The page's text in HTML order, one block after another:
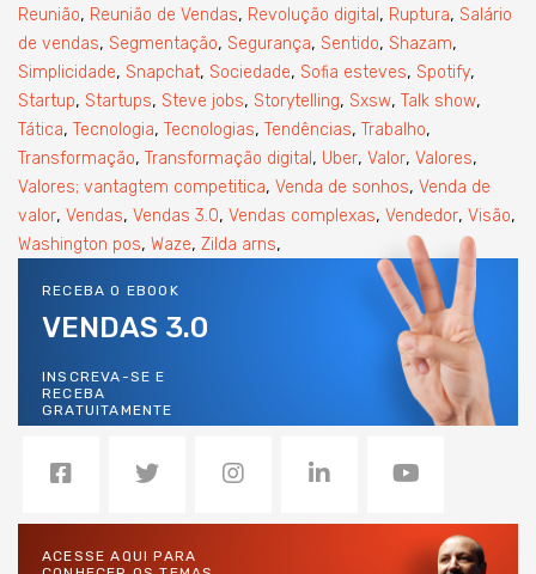
Reunião, Reunião de Vendas, Revolução digital , Ruptura, Salário
de vendas, Segmentação, Segurança, Sentido, Shazam,
Simplicidade, Snapchat, Sociedade, Sofia esteves, Spotify,
Startup, Startups, Steve jobs, Storytelling, Sxsw, Talk show,
Tática, Tecnologia, Tecnologias, Tendências, Trabalho,
Transformação, Transformação digital , Uber, Valor, Valores,
Valores; vantagtem competitica, Venda de sonhos, Venda de
valor, Vendas, Vendas 3.0, Vendas complexas, Vendedor, Visão,
Washington pos, Waze, Zilda arns,
RECEBA O EBOOK
VENDAS 3.0
INSCREVA-SE E
RECEBA
GRATUITAMENTE
ACESSE AQUI PARA